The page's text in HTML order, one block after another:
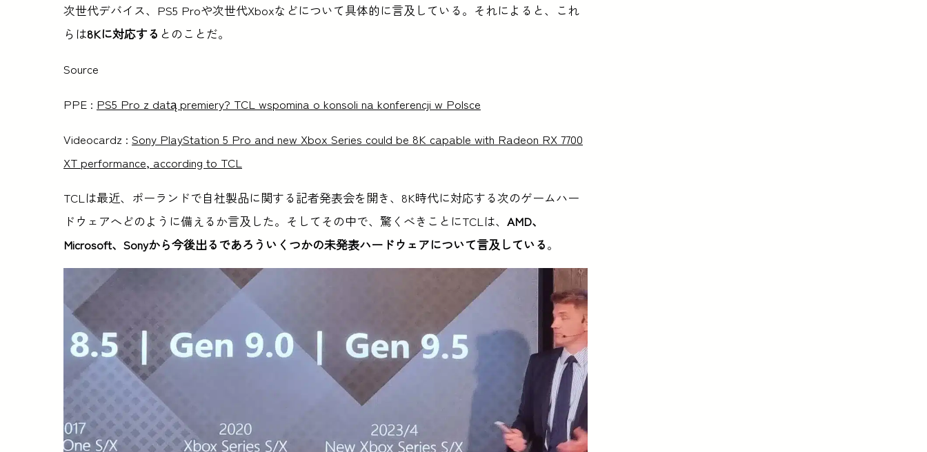
次世代デバイス、PS5 Proや次世代Xboxなどについて具体的に言及している。それによると、これ
らは8Kに対応する とのことだ。
Source
PPE : PS5 Pro z datą premiery? TCL wspomina o konsoli na konferencji w Polsce
Videocardz : Sony PlayStation 5 Pro and new Xbox Series could be 8K capable with Radeon RX 7700
XT performance, according to TCL
TCLは最近、ポーランドで自社製品に関する記者発表会を開き、8K時代に対応する次のゲームハー
ドウェアへどのように備えるか言及した。そしてその中で、驚くべきことにTCLは、 AMD、
Microsoft、Sonyから今後出るであろういくつかの未発表ハードウェアについて言及している。